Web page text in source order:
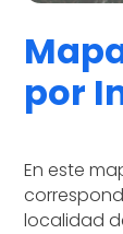
por
En este
localidad